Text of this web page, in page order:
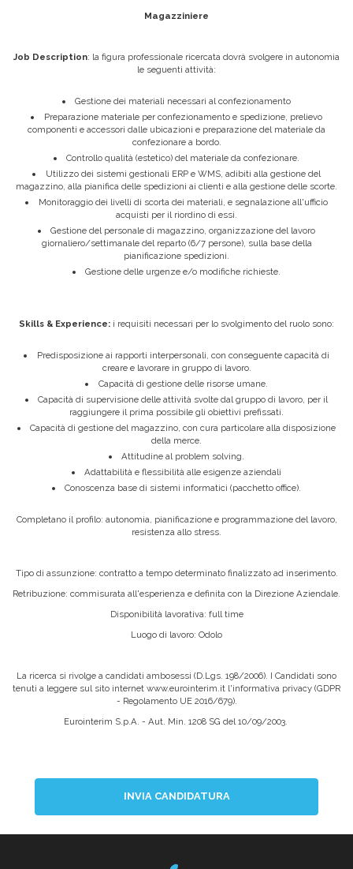
Magazziniere
Job Description: la figura professionale ricercata dovrà svolgere in autonomia
le seguenti attività:
Gestione dei materiali necessari al confezionamento
Preparazione materiale per confezionamento e spedizione, prelievo
componenti e accessori dalle ubicazioni e preparazione del materiale da
confezionare a bordo.
Controllo qualità (estetico) del materiale da confezionare.
Utilizzo dei sistemi gestionali ERP e WMS, adibiti alla gestione del
magazzino, alla pianifica delle spedizioni ai clienti e alla gestione delle scorte.
Monitoraggio dei livelli di scorta dei materiali, e segnalazione all'ufficio
acquisti per il riordino di essi.
Gestione del personale di magazzino, organizzazione del lavoro
giornaliero/settimanale del reparto (6/7 persone), sulla base della
pianificazione spedizioni.
Gestione delle urgenze e/o modifiche richieste.
Skills & Experience: i requisiti necessari per lo svolgimento del ruolo sono:
Predisposizione ai rapporti interpersonali, con conseguente capacità di
creare e lavorare in gruppo di lavoro.
Capacità di gestione delle risorse umane.
Capacità di supervisione delle attività svolte dal gruppo di lavoro, per il
raggiungere il prima possibile gli obiettivi prefissati.
Capacità di gestione del magazzino, con cura particolare alla disposizione
della merce.
Attitudine al problem solving.
Adattabilità e flessibilità alle esigenze aziendali
Conoscenza base di sistemi informatici (pacchetto office).
Completano il profilo: autonomia, pianificazione e programmazione del lavoro,
resistenza allo stress.
Tipo di assunzione: contratto a tempo determinato finalizzato ad inserimento.
Retribuzione: commisurata all'esperienza e definita con la Direzione Aziendale.
Disponibilità lavorativa: full time
Luogo di lavoro: Odolo
La ricerca si rivolge a candidati ambosessi (D.Lgs. 198/2006). I Candidati sono
tenuti a leggere sul sito internet www.eurointerim.it l'informativa privacy (GDPR
- Regolamento UE 2016/679).
Eurointerim S.p.A. - Aut. Min. 1208 SG del 10/09/2003.
INVIA CANDIDATURA